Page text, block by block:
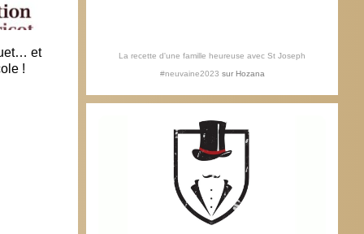
et
!
La recette d'une famille heureuse avec St Joseph
#neuvaine2023 sur Hozana